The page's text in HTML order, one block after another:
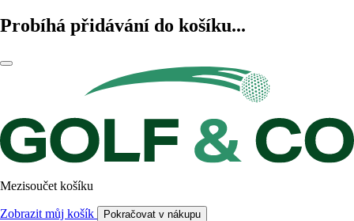
Probíhá přidávání do košíku...
Mezisoučet košíku
Zobrazit můj košík Pokračovat v nákupu